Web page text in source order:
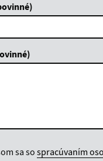
sa sospracúvaním